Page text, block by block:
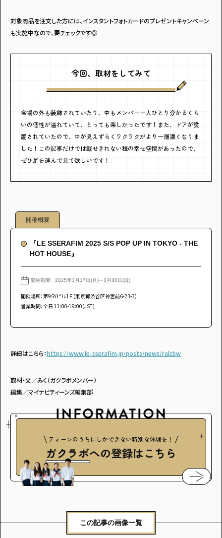
対象商品を注文した方には、インスタントフォトカードのプレゼントキャンペーン
も実施中なので、要チェックです◎
今回、取材をしてみて
会場の外も装飾されていたり、中もメンバー一人ひとり分かるくら
いの個性が溢れていて、とっても楽しかったです！また、ドアが設
置されていたので、中が見えずらくワクワクがより一層濃くなりま
した！この記事だけでは載せきれない程の幸せ空間があったので、
ぜひ足を運んで見て欲しいです！
開催概要
『LE SSERAFIM 2025 S/S POP UP IN TOKYO - THE
HOT HOUSE』
開催期間 2025年3月17日(月)～3月30日(日)
開催場所：第9SYビル 1F (東京都渋谷区神宮前6-23-3)
営業時間：全日 11:00-19:00(JST)
詳細はこちら：https://www.le-sserafim.jp/posts/news/ralcbw
取材・文／みく（ガクラボメンバー）
編集／マイナビティーンズ編集部
ティーンのうちにしかできない特別な体験を！
ガクラボへの登録はこちら
この記事の画像一覧